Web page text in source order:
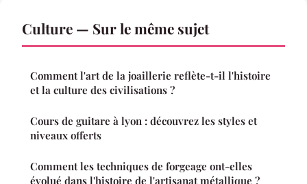
Culture — Sur le même sujet
Comment l'art de la joaillerie reflète-t-il l'histoire
et la culture des civilisations ?
Cours de guitare à lyon : découvrez les styles et
niveaux offerts
Comment les techniques de forgeage ont-elles
évolué dans l'histoire de l'artisanat métallique ?